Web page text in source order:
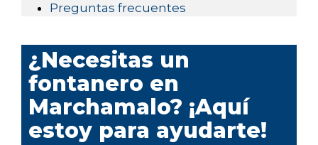
Preguntas frecuentes
¿Necesitas un
fontanero en
Marchamalo? ¡Aquí
estoy para ayudarte!